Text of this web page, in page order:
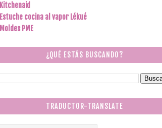
Kitchenaid
Estuche cocina al vapor Lékué
Moldes PME
¿QUÉ ESTÁS BUSCANDO?
TRADUCTOR-TRANSLATE